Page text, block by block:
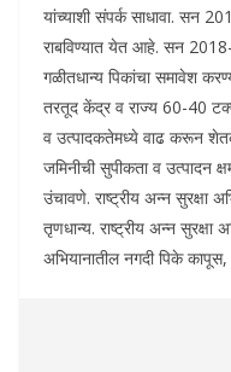
यांच्याशी संपर्क साधावा. सन
राबविण्यात येत आहे. सन
गळीतधान्य पिकांचा समावेश
तरतूद केंद्र व राज्य 60-40
व उत्पादकतेमध्ये वाढ करून
जमिनीची सुपीकता व उत्पादन
उंचावणे. राष्ट्रीय अन्न सुरक्षा
तृणधान्य. राष्ट्रीय अन्न सुरक्षा
अभियानातील नगदी पिके